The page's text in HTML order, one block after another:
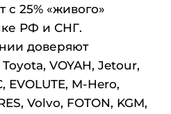
с 25% «живого»
РФ и СНГ.
доверяют
VOYAH, Jetour,
EVOLUTE, M-Hero,
Volvo, FOTON, KGM,